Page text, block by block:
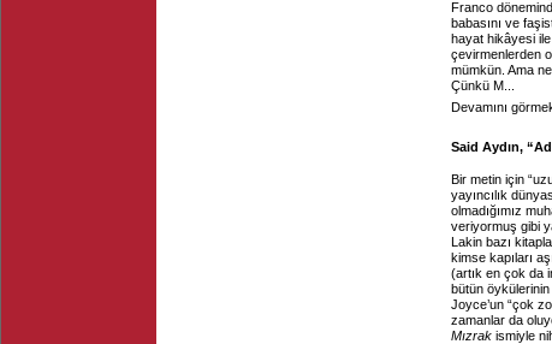
Franco
babasını ve
hayat hikâyesi
çevirmenlerden
mümkün. Ama ne
Çünkü M...
Devamını
Said Aydın,
Bir metin için
yayıncılık
olmadığımız
veriyormuş gibi
Lakin bazı
kimse kapıları
(artık en çok da
bütün
Joyce’un “çok
zamanlar da
Mızrak ismiyle